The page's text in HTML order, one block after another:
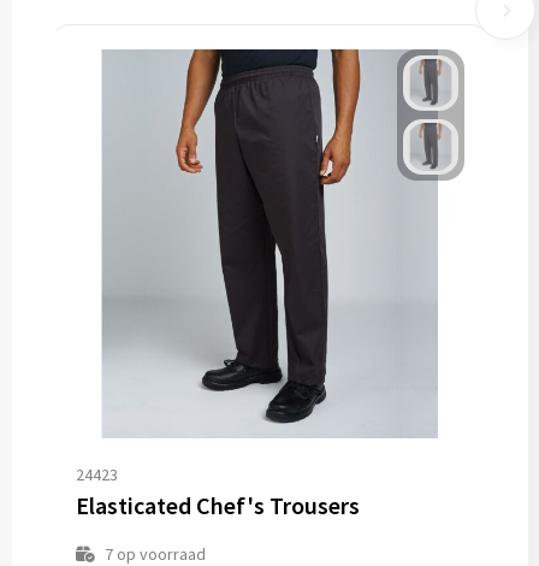
24423
Elasticated Chef's Trousers
7op voorraad